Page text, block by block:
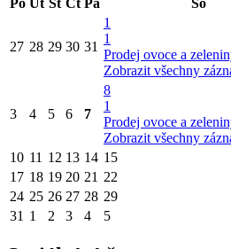
27 28 29 30 31
1
1
Prodej ovoce a
Zobrazit všechny
3 4 5 6 7
8
1
Prodej ovoce a
Zobrazit všechny
10 11 12 13 14 15
17 18 19 20 21 22
24 25 26 27 28 29
31 1 2 3 4 5